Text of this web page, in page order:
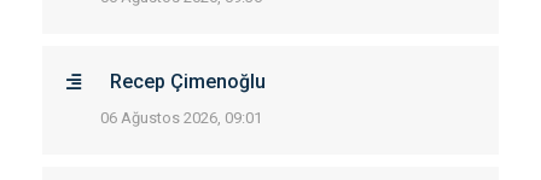
Recep Çimenoğlu
06 Ağustos 2026, 09:01